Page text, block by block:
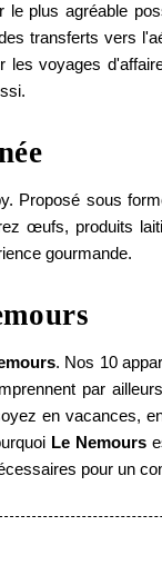
le plus agréable
transferts vers
voyages
Proposé sous
œufs, produits
gourmande.
. Nos 10
par
en vacances,
Le Nemours
pour un
Téléphone*
Date de